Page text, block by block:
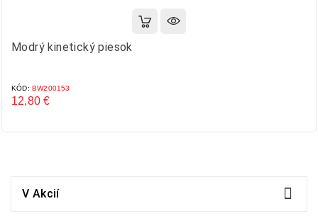
Modrý kinetický piesok
KÓD: BW200153
12,80 €
V Akcií 